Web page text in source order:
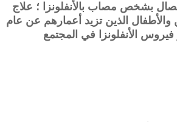
بشخص مصاب بالأنفلونزا ؛ علاج
والأطفال الذين تزيد أعمارهم عن عام
فيروس الأنفلونزا في المجتمع